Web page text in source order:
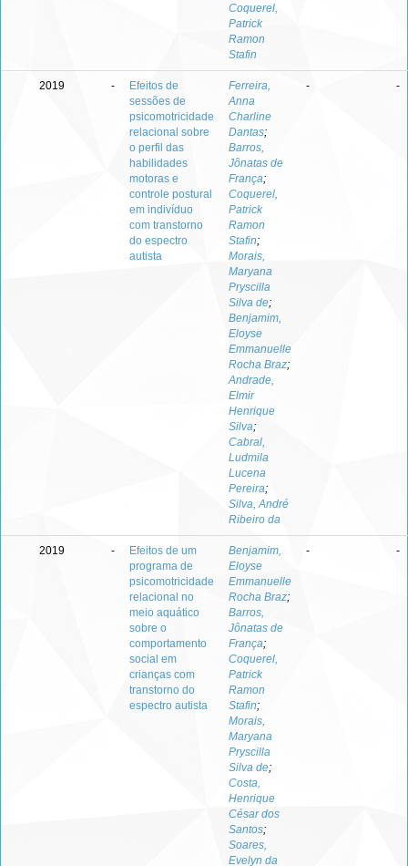
Coquerel,
Patrick
Ramon
Stafin
2019 -
Efeitos de
sessões de
psicomotricidade
relacional sobre
o perfil das
habilidades
motoras e
controle postural
em indivíduo
com transtorno
do espectro
autista
Ferreira,
Anna
Charline
Dantas;
Barros,
Jônatas de
França;
Coquerel,
Patrick
Ramon
Stafin;
Morais,
Maryana
Pryscilla
Silva de;
Benjamim,
Eloyse
Emmanuelle
Rocha Braz;
Andrade,
Elmir
Henrique
Silva;
Cabral,
Ludmila
Lucena
Pereira;
Silva, André
Ribeiro da
- -
2019 -
Efeitos de um
programa de
psicomotricidade
relacional no
meio aquático
sobre o
comportamento
social em
crianças com
transtorno do
espectro autista
Benjamim,
Eloyse
Emmanuelle
Rocha Braz;
Barros,
Jônatas de
França;
Coquerel,
Patrick
Ramon
Stafin;
Morais,
Maryana
Pryscilla
Silva de;
Costa,
Henrique
César dos
Santos;
Soares,
Evelyn da
- -